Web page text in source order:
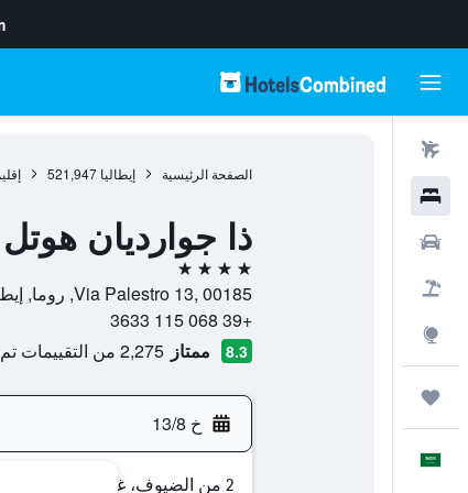
الصفحة الرئيسية إيطاليا 521,947
ذا جوارديان هوتل
4 نجوم
Via Palestro 13, 00185, روما, إيطاليا
+39 068 115 3633
8.3 ممتاز 2,275 من التقييمات تم التحقق منها
خ 13/8
2 من الضيوف، غرفة واحدة